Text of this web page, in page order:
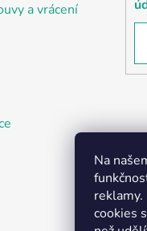
Na
reklamy.
cookies
a vrácení